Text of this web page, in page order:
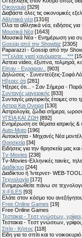
Οικονομία [329]
Διαβάστε όλες τις οικονομικές
Αθλητικά νέα [1316]
Όλα τα αθλητικά νέα, ειδήσεις
Μουσικά Νέα [1643]
Μουσικά Νέα - Ενημέρωση για
Gossip από την Showbiz [2305]
Paparazzi - Gossip από την
***Γελάτε γιατί χανόμαστε....***
Αστεια video, έξυπνα, τολμηρά,
Είπαν - Εγραψαν..
[903]
Δηλώσεις - Συνεντεύξεις-Σοφά
Hξερες ότι [281]
Ήξερες ότι... - Σαν Σήμερα -
Συνταγές μαγειρικής [833]
Συνταγές μαγειρικής έτοιμες
Αστρα Και Ονειρα [130]
Αστρολογία, ζώδια σήμερα,
ΥΓΕΙΑ ΚΑΙ ΖΩΗ [892]
Eνημέρωση σε θέματα
Auto-Moto [196]
Αυτοκίνητα - Μηχανές Νέα
Θρησκεία [34]
Ειδήσεις για την θρησκεία μας και
Tv-Movies [238]
Tv-Movies-Ελληνικές ταινίες,
Διαδίκτυο [244]
Διαδίκτυο ή Ίντερνετ- WEB-
Τεχνολογία [172]
Ενημερωθείτε πάνω σε
X-FILES [93]
Ελάτε στον κόσμο του
Free Online Games [19]
Free Online Games
Τεστακια - Tεστ γνώσεων,
Τεστακια - Tεστ γνώσεων,
Σπίτι - Κήπος [118]
Είδη για το σπίτι και το